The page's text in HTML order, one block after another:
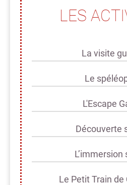
LES
La visite
Le
L'Escape
Découverte
L’immersion
Le Petit Train de